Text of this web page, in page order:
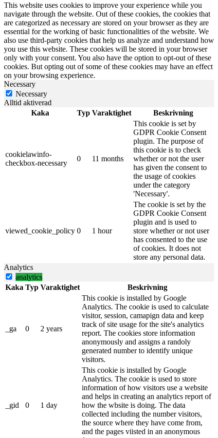
This website uses cookies to improve your experience while you
navigate through the website. Out of these cookies, the cookies that
are categorized as necessary are stored on your browser as they are
essential for the working of basic functionalities of the website. We
also use third-party cookies that help us analyze and understand how
you use this website. These cookies will be stored in your browser
only with your consent. You also have the option to opt-out of these
cookies. But opting out of some of these cookies may have an effect
on your browsing experience.
Necessary
Necessary
Alltid aktiverad
Kaka
Typ Varaktighet Beskrivning
cookielawinfo-
checkbox-necessary
0 11 months
This cookie is set by
GDPR Cookie Consent
plugin. The purpose of
this cookie is to check
whether or not the user
has given the consent to
the usage of cookies
under the category
'Necessary'.
viewed_cookie_policy 0 1 hour
The cookie is set by the
GDPR Cookie Consent
plugin and is used to
store whether or not user
has consented to the use
of cookies. It does not
store any personal data.
Analytics
analytics
Kaka Typ Varaktighet Beskrivning
_ga 0 2 years
This cookie is installed by Google
Analytics. The cookie is used to calculate
visitor, session, camapign data and keep
track of site usage for the site's analytics
report. The cookies store information
anonymously and assigns a randoly
generated number to identify unique
visitors.
_gid 0 1 day
This cookie is installed by Google
Analytics. The cookie is used to store
information of how visitors use a website
and helps in creating an analytics report of
how the wbsite is doing. The data
collected including the number visitors,
the source where they have come from,
and the pages viisted in an anonymous